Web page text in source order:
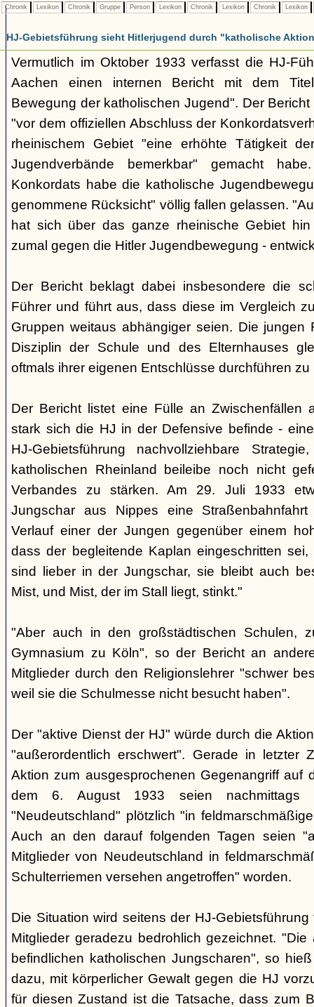
Chronik Lexikon Chronik Gruppe Person Lexikon Chronik Lexikon Chronik Lexikon
HJ-Gebietsführung sieht Hitlerjugend durch "katholische
Vermutlich im Oktober 1933 verfasst die HJ-
Aachen einen internen Bericht mit dem
Bewegung der katholischen Jugend". Der
"vor dem offiziellen Abschluss der
rheinischem Gebiet "eine erhöhte Tätigkeit
Jugendverbände bemerkbar" gemacht
Konkordats habe die katholische
genommene Rücksicht" völlig fallen gelassen.
hat sich über das ganze rheinische Gebiet
zumal gegen die Hitler Jugendbewegung -
Der Bericht beklagt dabei insbesondere die
Führer und führt aus, dass diese im Vergleich
Gruppen weitaus abhängiger seien. Die jungen
Disziplin der Schule und des Elternhauses
oftmals ihrer eigenen Entschlüsse durchführen zu
Der Bericht listet eine Fülle an Zwischenfällen
stark sich die HJ in der Defensive befinde -
HJ-Gebietsführung nachvollziehbare
katholischen Rheinland beileibe noch nicht
Verbandes zu stärken. Am 29. Juli 1933
Jungschar aus Nippes eine
Verlauf einer der Jungen gegenüber einem
dass der begleitende Kaplan eingeschritten
sind lieber in der Jungschar, sie bleibt auch
Mist, und Mist, der im Stall liegt, stinkt."
"Aber auch in den großstädtischen Schulen,
Gymnasium zu Köln", so der Bericht an
Mitglieder durch den Religionslehrer "schwer
weil sie die Schulmesse nicht besucht haben".
Der "aktive Dienst der HJ" würde durch die
"außerordentlich erschwert". Gerade in letzter
Aktion zum ausgesprochenen Gegenangriff auf
dem 6. August 1933 seien
"Neudeutschland" plötzlich "in
Auch an den darauf folgenden Tagen seien
Mitglieder von Neudeutschland in
Schulterriemen versehen angetroffen" worden.
Die Situation wird seitens der HJ-
Mitglieder geradezu bedrohlich gezeichnet.
befindlichen katholischen Jungscharen", so
dazu, mit körperlicher Gewalt gegen die HJ
für diesen Zustand ist die Tatsache, dass zum